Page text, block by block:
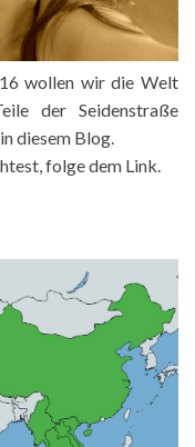
wollen wir die Welt
der Seidenstraße
diesem Blog.
folge dem Link.